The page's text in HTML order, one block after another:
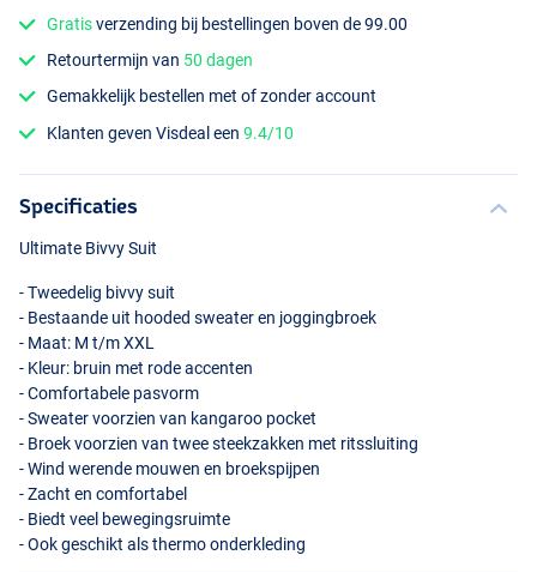
Gratisverzending bij bestellingen boven de 99.00
Retourtermijn van 50 dagen
Gemakkelijk bestellen met of zonder account
Klanten geven Visdeal een9.4/10
Specificaties
Ultimate Bivvy Suit
- Tweedelig bivvy suit
- Bestaande uit hooded sweater en joggingbroek
- Maat: M t/mXXL
- Kleur: bruin met rode accenten
- Comfortabele pasvorm
- Sweater voorzien van kangaroo pocket
- Broek voorzien van twee steekzakken met ritssluiting
- Wind werende mouwen en broekspijpen
- Zacht en comfortabel
- Biedt veel bewegingsruimte
- Ook geschikt als thermo onderkleding